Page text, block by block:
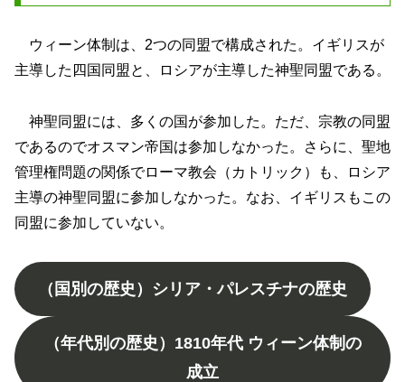
ウィーン体制は、2つの同盟で構成された。イギリスが
主導した四国同盟と、ロシアが主導した神聖同盟である。
神聖同盟には、多くの国が参加した。ただ、宗教の同盟
であるのでオスマン帝国は参加しなかった。さらに、聖地
管理権問題の関係でローマ教会（カトリック）も、ロシア
主導の神聖同盟に参加しなかった。なお、イギリスもこの
同盟に参加していない。
（国別の歴史）シリア・パレスチナの歴史
（年代別の歴史）1810年代 ウィーン体制の
成立